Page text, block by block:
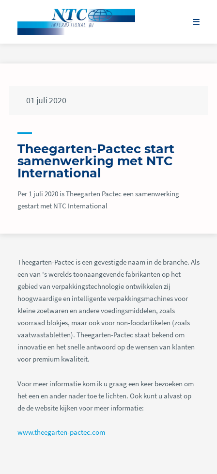
01 juli2020
Theegarten-Pactec start
samenwerking met NTC
International
Per 1 juli 2020 is Theegarten Pactec een samenwerking
gestart met NTC International
Theegarten-Pactec is een gevestigde naam in de branche. Als
een van 's werelds toonaangevende fabrikanten op het
gebied van verpakkingstechnologie ontwikkelen zij
hoogwaardige en intelligente verpakkingsmachines voor
kleine zoetwaren en andere voedingsmiddelen, zoals
voorraad blokjes, maar ook voor non-foodartikelen (zoals
vaatwastabletten). Theegarten-Pactec staat bekend om
innovatie en het snelle antwoord op de wensen van klanten
voor premium kwaliteit.
Voor meer informatie kom ik u graag een keer bezoeken om
het een en ander nader toe te lichten. Ook kunt u alvast op
de de website kijken voor meer informatie:
www.theegarten-pactec.com